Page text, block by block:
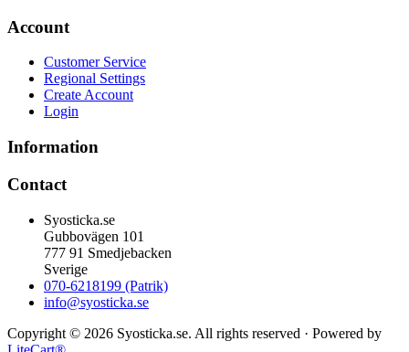
Account
Customer Service
Regional Settings
Create Account
Login
Information
Contact
Syosticka.se
Gubbovägen 101
777 91 Smedjebacken
Sverige
070-6218199 (Patrik)
info@syosticka.se
Copyright © 2026 Syosticka.se. All rights reserved · Powered by